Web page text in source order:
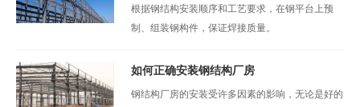
根据钢结构安装顺序和工艺要求，在钢平台上预
制、组装钢构件，保证焊接质量。
如何正确安装钢结构厂房
钢结构厂房的安装受许多因素的影响，无论是好的